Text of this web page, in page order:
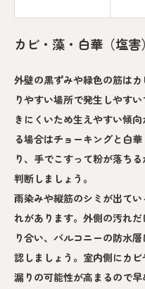
カビ・藻・白華（塩
外壁の黒ずみや緑色の筋は
りやすい場所で発生しやす
きにくいため生えやすい傾
る場合はチョーキングと白
り、手でこすって粉が落ち
判断しましょう。
雨染みや縦筋のシミが出て
れがあります。外側の汚れ
り合い、バルコニーの防水
認しましょう。室内側にカ
漏りの可能性が高まるので早